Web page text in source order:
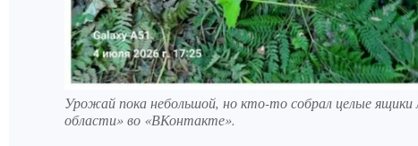
Урожай пока небольшой, но кто-то собрал целые
области» во «ВКонтакте».